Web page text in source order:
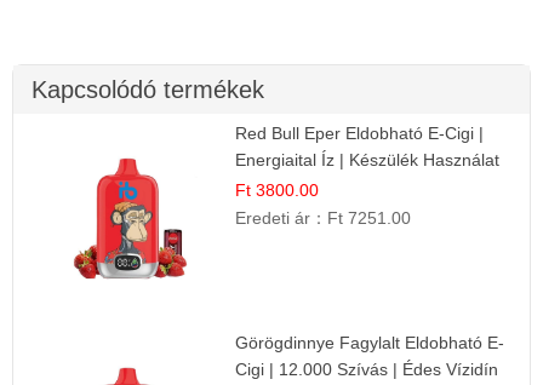
Kapcsolódó termékek
Red Bull Eper Eldobható E-Cigi |
Energiaital Íz | Készülék Használat
Ft 3800.00
Eredeti ár： Ft 7251.00
Görögdinnye Fagylalt Eldobható E-
Cigi | 12.000 Szívás | Édes Vízidín